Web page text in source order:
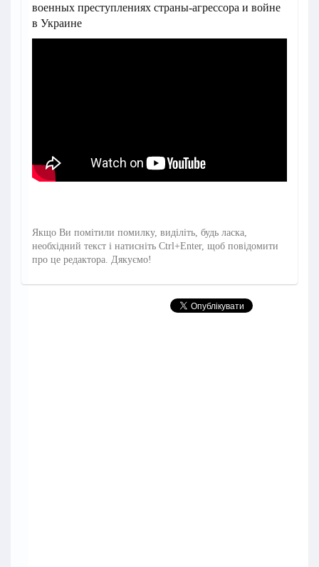
военных преступлениях страны-агрессора и войне
в Украине
Якщо Ви помітили помилку, виділіть, будь ласка,
необхідний текст і натисніть Ctrl+Enter, щоб повідомити
про це редактора. Дякуємо!